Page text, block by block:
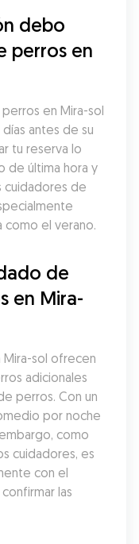
debo
perros en
en Mira-sol
antes de su
tu reserva lo
de última hora y
cuidadores de
como el verano.
de
en Mira-
sol ofrecen
adicionales
perros. Con un
por noche
como
cuidadores, es
con el
las